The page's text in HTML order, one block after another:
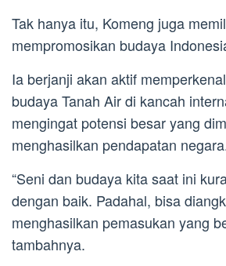
Tak hanya itu, Komeng juga
mempromosikan budaya
Ia berjanji akan aktif
budaya Tanah Air di kancah
mengingat potensi besar yang
menghasilkan pendapatan
“Seni dan budaya kita saat ini
dengan baik. Padahal, bisa
menghasilkan pemasukan yang
tambahnya.